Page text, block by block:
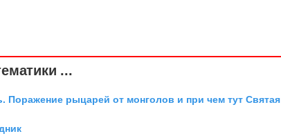
...
Поражение рыцарей от монголов и при чем тут Святая